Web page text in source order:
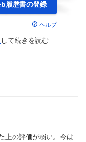
履歴書の登録
ヘルプ
して続きを読む
上の評価が弱い。今は